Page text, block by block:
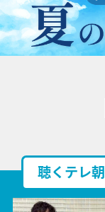
聴くテレ朝